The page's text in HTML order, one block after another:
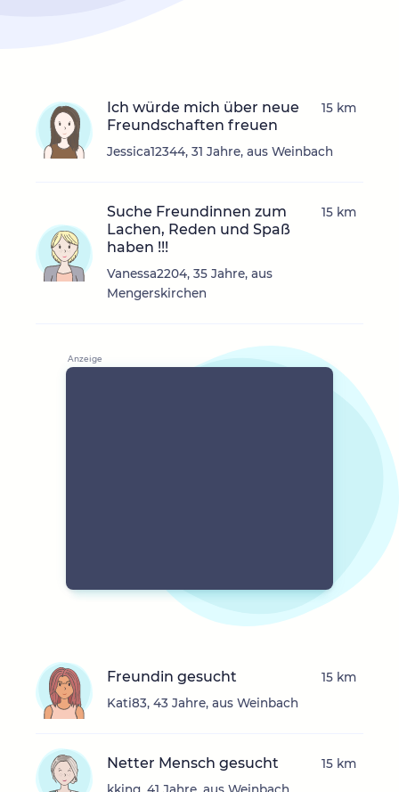
Ich würde mich über neue
Freundschaften freuen
Jessica12344, 31 Jahre, aus Weinbach
15 km
Suche Freundinnen zum
Lachen, Reden und Spaß
haben !!!
Vanessa2204, 35 Jahre, aus
Mengerskirchen
15 km
Freundin gesucht
Kati83, 43 Jahre, aus Weinbach
15 km
Netter Mensch gesucht 15 km